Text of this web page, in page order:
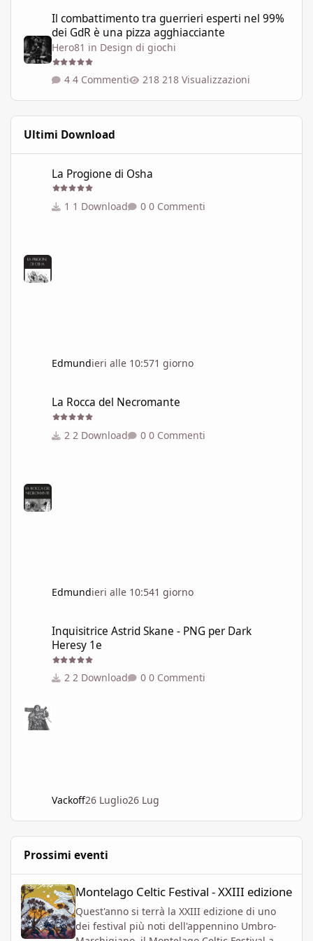
Il combattimento tra guerrieri esperti nel 99%
dei GdR è una pizza agghiacciante
Hero81 in Design di giochi
4 Commenti 218 Visualizzazioni
Ultimi Download
La Progione di Osha
1 Download 0 Commenti
Edmundieri alle 10:571 giorno
La Rocca del Necromante
2 Download 0 Commenti
Edmundieri alle 10:541 giorno
Inquisitrice Astrid Skane - PNG per Dark
Heresy 1e
2 Download 0 Commenti
Vackoff26 Luglio26 Lug
Prossimi eventi
Montelago Celtic Festival - XXIII edizione
Montelago Celtic Festival - XXIII edizione
Quest'anno si terrà la XXIII edizione di uno
dei festival più noti dell'appennino Umbro-